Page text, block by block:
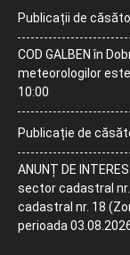
Publicații de
COD GALBEN în
meteorologilor
10:00
Publicație de
ANUNȚ DE
sector cadastral
cadastral nr. 18
perioada